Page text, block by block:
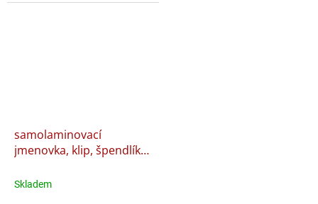
samolaminovací
jmenovka, klip, špendlík
transparentní - 25 ks
Skladem